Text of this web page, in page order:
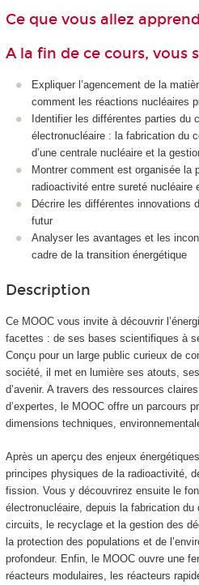
Ce que vous allez
A la fin de ce cours, vous
Expliquer l’agencement de la
comment les réactions nucléaires
Identifier les différentes parties du
électronucléaire : la fabrication du
d’une centrale nucléaire et la
Montrer comment est organisée la
radioactivité entre sureté nucléaire
Décrire les différentes innovations
futur
Analyser les avantages et les
cadre de la transition énergétique
Description
Ce MOOCvous invite à découvrir
facettes : de ses bases scientifiques à
Conçu pour un large public curieux de
société, il met en lumière ses atouts,
d’avenir. A travers des ressources
d’expertes, le MOOCoffre un parcours
dimensions techniques,
Après un aperçu des enjeux
principes physiques de la radioactivité,
fission. Vous y découvrirez ensuite le
électronucléaire, depuis la fabrication
circuits, le recyclage et la gestion des
la protection des populations et de
profondeur. Enfin, le MOOCouvre une
réacteurs modulaires, les réacteurs